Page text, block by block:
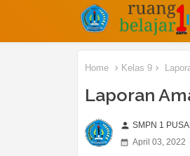
Home Kelas 9
Laporan
person SMPN 1
April 03, 2022